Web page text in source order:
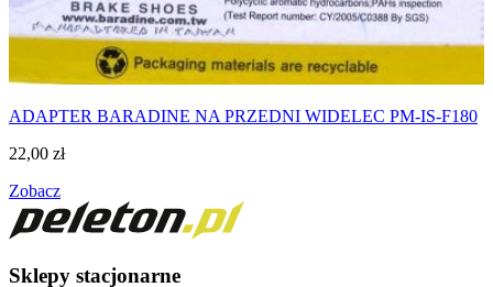
ADAPTER BARADINE NA PRZEDNI WIDELEC PM-IS-F180
22,00 zł
Zobacz
Sklepy stacjonarne